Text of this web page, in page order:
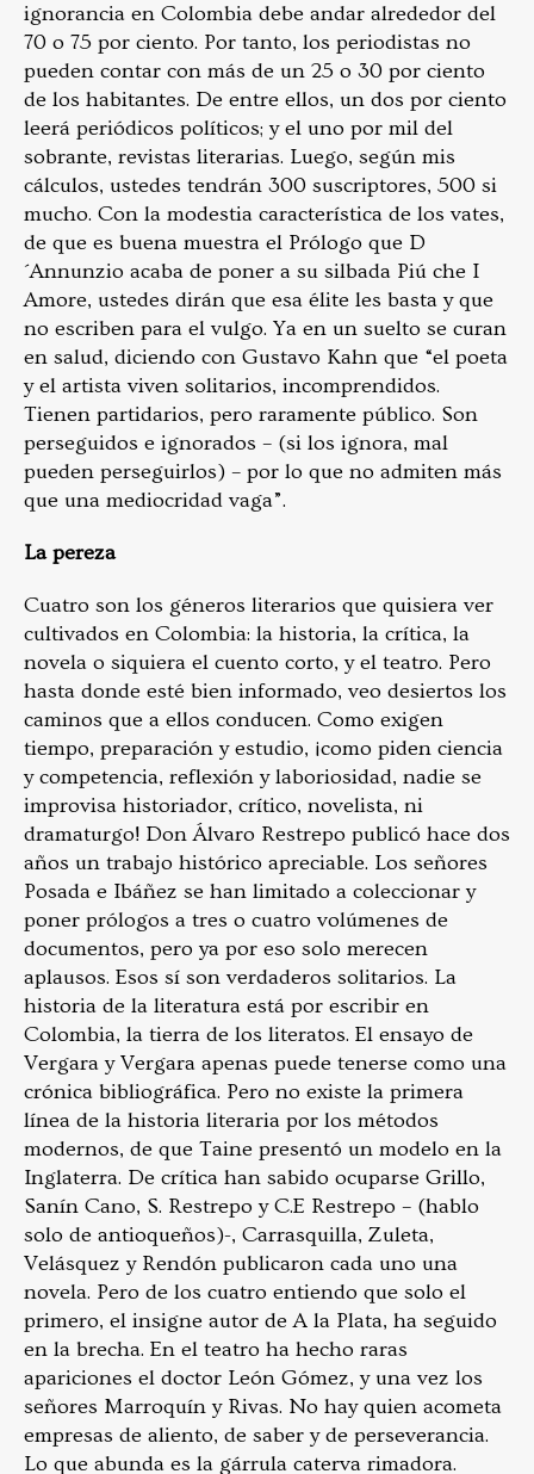
ignorancia en Colombia debe andar alrededor del
70 o 75 por ciento. Por tanto, los periodistas no
pueden contar con más de un 25 o 30 por ciento
de los habitantes. De entre ellos, un dos por ciento
leerá periódicos políticos; y el uno por mil del
sobrante, revistas literarias. Luego, según mis
cálculos, ustedes tendrán 300 suscriptores, 500 si
mucho. Con la modestia característica de los vates,
de que es buena muestra el Prólogo que D
´Annunzio acaba de poner a su silbada Piú che I
Amore, ustedes dirán que esa élite les basta y que
no escriben para el vulgo. Ya en un suelto se curan
en salud, diciendo con Gustavo Kahn que “el poeta
y el artista viven solitarios, incomprendidos.
Tienen partidarios, pero raramente público. Son
perseguidos e ignorados – (si los ignora, mal
pueden perseguirlos) – por lo que no admiten más
que una mediocridad vaga”.
La pereza
Cuatro son los géneros literarios que quisiera ver
cultivados en Colombia: la historia, la crítica, la
novela o siquiera el cuento corto, y el teatro. Pero
hasta donde esté bien informado, veo desiertos los
caminos que a ellos conducen. Como exigen
tiempo, preparación y estudio, ¡como piden ciencia
y competencia, reflexión y laboriosidad, nadie se
improvisa historiador, crítico, novelista, ni
dramaturgo! Don Álvaro Restrepo publicó hace dos
años un trabajo histórico apreciable. Los señores
Posada e Ibáñez se han limitado a coleccionar y
poner prólogos a tres o cuatro volúmenes de
documentos, pero ya por eso solo merecen
aplausos. Esos sí son verdaderos solitarios. La
historia de la literatura está por escribir en
Colombia, la tierra de los literatos. El ensayo de
Vergara y Vergara apenas puede tenerse como una
crónica bibliográfica. Pero no existe la primera
línea de la historia literaria por los métodos
modernos, de que Taine presentó un modelo en la
Inglaterra. De crítica han sabido ocuparse Grillo,
Sanín Cano, S. Restrepo y C.E Restrepo – (hablo
solo de antioqueños)-, Carrasquilla, Zuleta,
Velásquez y Rendón publicaron cada uno una
novela. Pero de los cuatro entiendo que solo el
primero, el insigne autor de A la Plata, ha seguido
en la brecha. En el teatro ha hecho raras
apariciones el doctor León Gómez, y una vez los
señores Marroquín y Rivas. No hay quien acometa
empresas de aliento, de saber y de perseverancia.
Lo que abunda es la gárrula caterva rimadora.